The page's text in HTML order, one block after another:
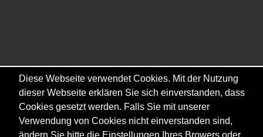
Diese Webseite verwendet Cookies. Mit der Nutzung
dieser Webseite erklären Sie sich einverstanden, dass
Cookies gesetzt werden. Falls Sie mit unserer
Verwendung von Cookies nicht einverstanden sind,
ändern Sie bitte die Einstellungen Ihres Browers oder